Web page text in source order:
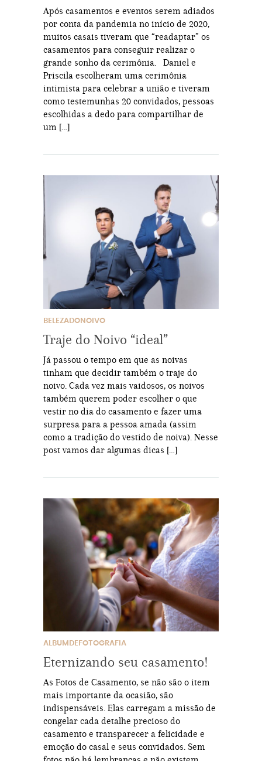
Após casamentos e eventos serem adiados
por conta da pandemia no início de 2020,
muitos casais tiveram que “readaptar” os
casamentos para conseguir realizar o
grande sonho da cerimônia. Daniel e
Priscila escolheram uma cerimônia
intimista para celebrar a união e tiveram
como testemunhas 20 convidados, pessoas
escolhidas a dedo para compartilhar de
um […]
BELEZADONOIVO
Traje do Noivo “ideal”
Já passou o tempo em que as noivas
tinham que decidir também o traje do
noivo. Cada vez mais vaidosos, os noivos
também querem poder escolher o que
vestir no dia do casamento e fazer uma
surpresa para a pessoa amada (assim
como a tradição do vestido de noiva). Nesse
post vamos dar algumas dicas […]
ALBUMDEFOTOGRAFIA
Eternizando seu casamento!
As Fotos de Casamento, se não são o item
mais importante da ocasião, são
indispensáveis. Elas carregam a missão de
congelar cada detalhe precioso do
casamento e transparecer a felicidade e
emoção do casal e seus convidados. Sem